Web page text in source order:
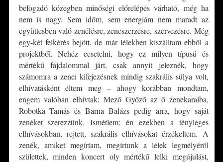
befogadó közegben minőségi előrelépés várható, még ha
nem is nagy. Sem időm, sem energiám nem maradt az
együttesben való zenélésre, zeneszerzésre, szervezésre. Még
egy-két felkérés bejött, de már lélekben kiszálltam ebből a
projektből. Nehéz ecsetelni, hogy ez milyen típusú és
mértékű fájdalommal járt, csak annyit jeleznék, hogy
számomra a zenei kifejezésnek mindig szakrális súlya volt,
elhívatásként éltem meg – ahogy korábban mondtam,
engem valóban elhívtak: Mező Győző az ő zenekaraiba,
Robotka Tamás és Barna Balázs pedig arra, hogy saját
zenéket szerezzünk. Ismétlem: én ezekben a tényleges
elhívásokban, rejtett, szakrális elhívásokat érzékeltem. A
zenék, amiket megírtam, megírtunk a lélek legmélyéről
születtek, minden koncert oly mértékű lelki megújulást,